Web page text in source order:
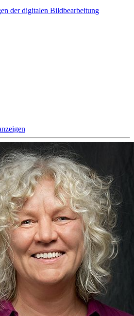
der digitalen Bildbearbeitung